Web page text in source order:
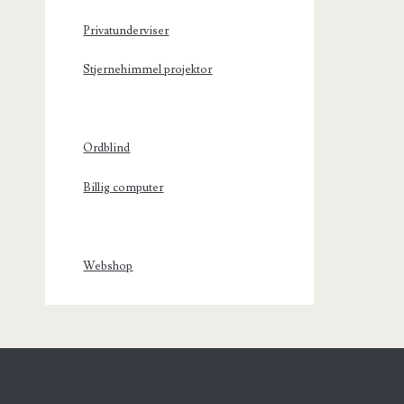
Privatunderviser
Stjernehimmel projektor
Ordblind
Billig computer
Webshop